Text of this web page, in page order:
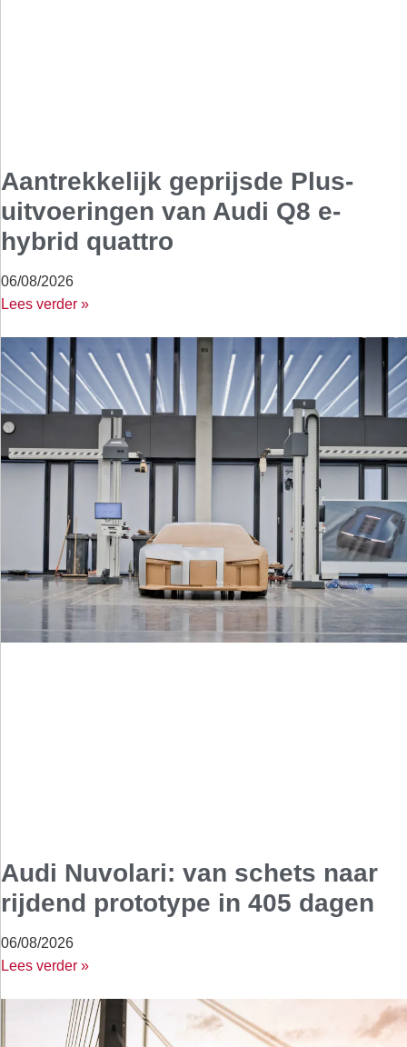
Aantrekkelijk geprijsde Plus-
uitvoeringen van Audi Q8 e-
hybrid quattro
06/08/2026
Lees verder »
Audi Nuvolari: van schets naar
rijdend prototype in 405 dagen
06/08/2026
Lees verder »